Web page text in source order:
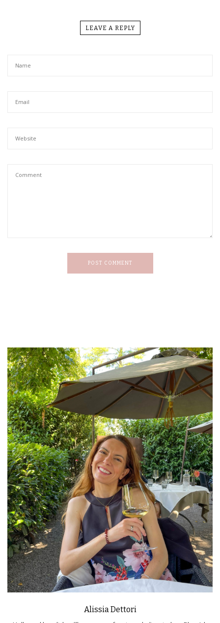
LEAVE A REPLY
POST COMMENT
Alissia Dettori